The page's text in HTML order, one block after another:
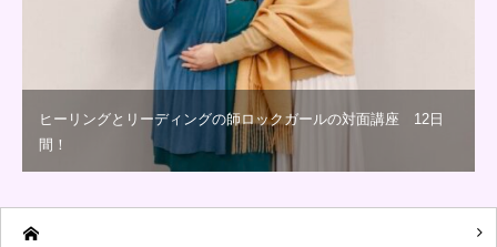
ヒーリングとリーディングの師ロックガールの対面講座 12日
間！